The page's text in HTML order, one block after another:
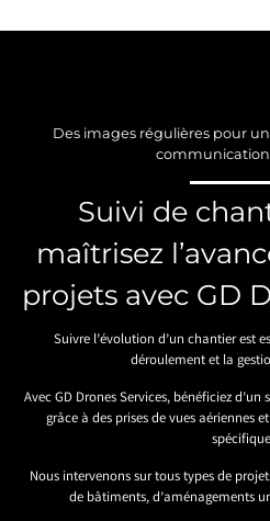
Des images régulières pour
Suivi de
maîtrisez
projets avec GD
Suivre l’évolution d’un chantier est
déroulement et la
Avec GD Drones Services, bénéficiez
grâce à des prises de vues aériennes
Nous intervenons sur tous types de
de bâtiments, d’aménagements